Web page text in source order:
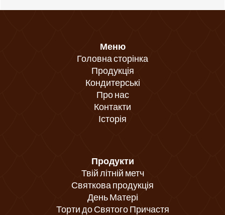
Меню
Головна сторінка
Продукція
Кондитерські
Про нас
Контакти
Історія
Продукти
Твій літній метч
Святкова продукція
День Матері
Торти до Святого Причастя